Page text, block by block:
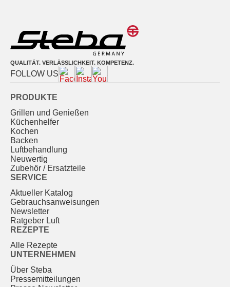
QUALITÄT. VERLÄSSLICHKEIT. KOMPETENZ.
FOLLOW US
PRODUKTE
Grillen und Genießen
Küchenhelfer
Kochen
Backen
Luftbehandlung
Neuwertig
Zubehör / Ersatzteile
SERVICE
Aktueller Katalog
Gebrauchs­anweisungen
Newsletter
Ratgeber Luft
REZEPTE
Alle Rezepte
UNTERNEHMEN
Über Steba
Pressemitteilungen